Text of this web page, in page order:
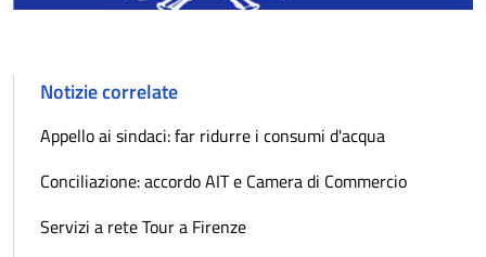
Notizie correlate
Appello ai sindaci: far ridurre i consumi d'acqua
Conciliazione: accordo AIT e Camera di Commercio
Servizi a rete Tour a Firenze